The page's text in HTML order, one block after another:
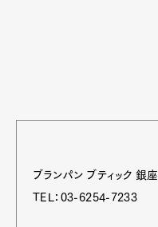
ブランパン ブティック 銀座
TEL：03-6254-7233